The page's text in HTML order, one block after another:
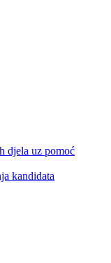
djela uz pomoć
kandidata